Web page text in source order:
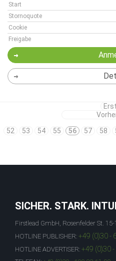
Start
Stornoquote
Cookie
Freigabe
52
53 54 55 56 57 58
SICHER. STARK.
Firstlead GmbH, Rosenfelder St.
HOTLINE PUBLISHER: +49 (0)30 -
HOTLINE ADVERTISER: +49 (0)30